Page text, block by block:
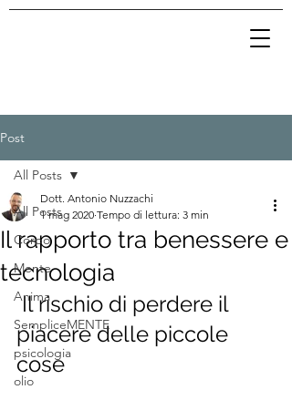
Post
All Posts
Corpo
Mente
Anima
SempliceMENTE
psicologia
olio
All Posts
Il rapporto tra benessere e
tecnologia
Dott. Antonio Nuzzachi
1 mag 2020 Tempo di lettura: 3 min
Il rischio di perdere il
piacere delle piccole
cose